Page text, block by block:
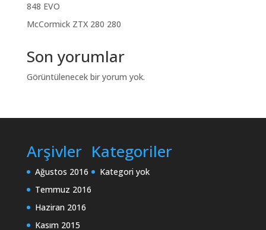
848 EVO
McCormick ZTX 280 280
Son yorumlar
Görüntülenecek bir yorum yok.
Arşivler
Ağustos 2016
Temmuz 2016
Haziran 2016
Kasım 2015
Kategoriler
Kategori yok